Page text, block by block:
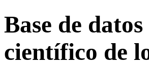
Base de
científico de